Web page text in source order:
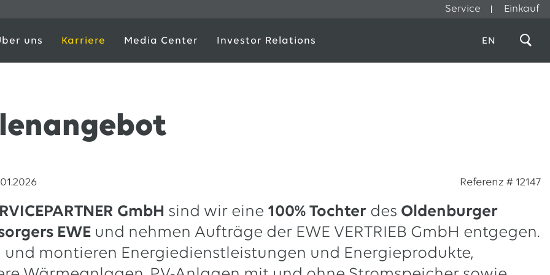
Service Einkauf
uns Karriere Media Center Investor Relations EN
Referenz # 12147
GmbH sind wir eine 100% Tochter des Oldenburger
EWE und nehmen Aufträge der EWE VERTRIEB GmbH entgegen.
montieren Energiedienstleistungen und Energieprodukte,